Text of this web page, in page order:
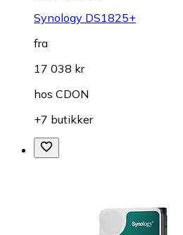
Synology DS1825+
fra
17 038 kr
hos CDON
+7 butikker